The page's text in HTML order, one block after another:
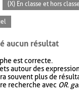
(X) En classe et hors classe
aucun résultat
est correcte.
autour des
souvent plus de
recherche avec OR.